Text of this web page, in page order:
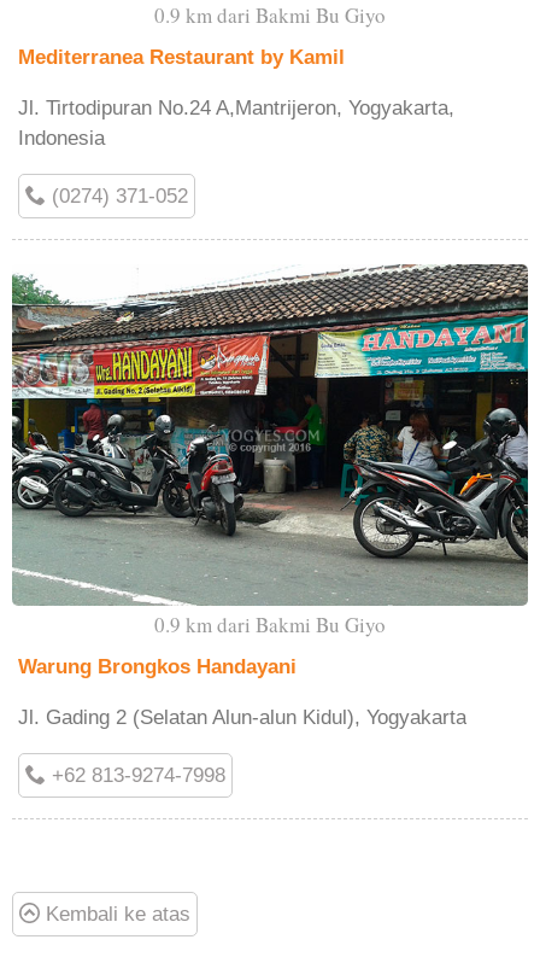
0.9 km dari Bakmi Bu Giyo
Mediterranea Restaurant by Kamil
Jl. Tirtodipuran No.24 A,Mantrijeron, Yogyakarta,
Indonesia
(0274) 371-052
0.9 km dari Bakmi Bu Giyo
Warung Brongkos Handayani
Jl. Gading 2 (Selatan Alun-alun Kidul), Yogyakarta
+62 813-9274-7998
Kembali ke atas